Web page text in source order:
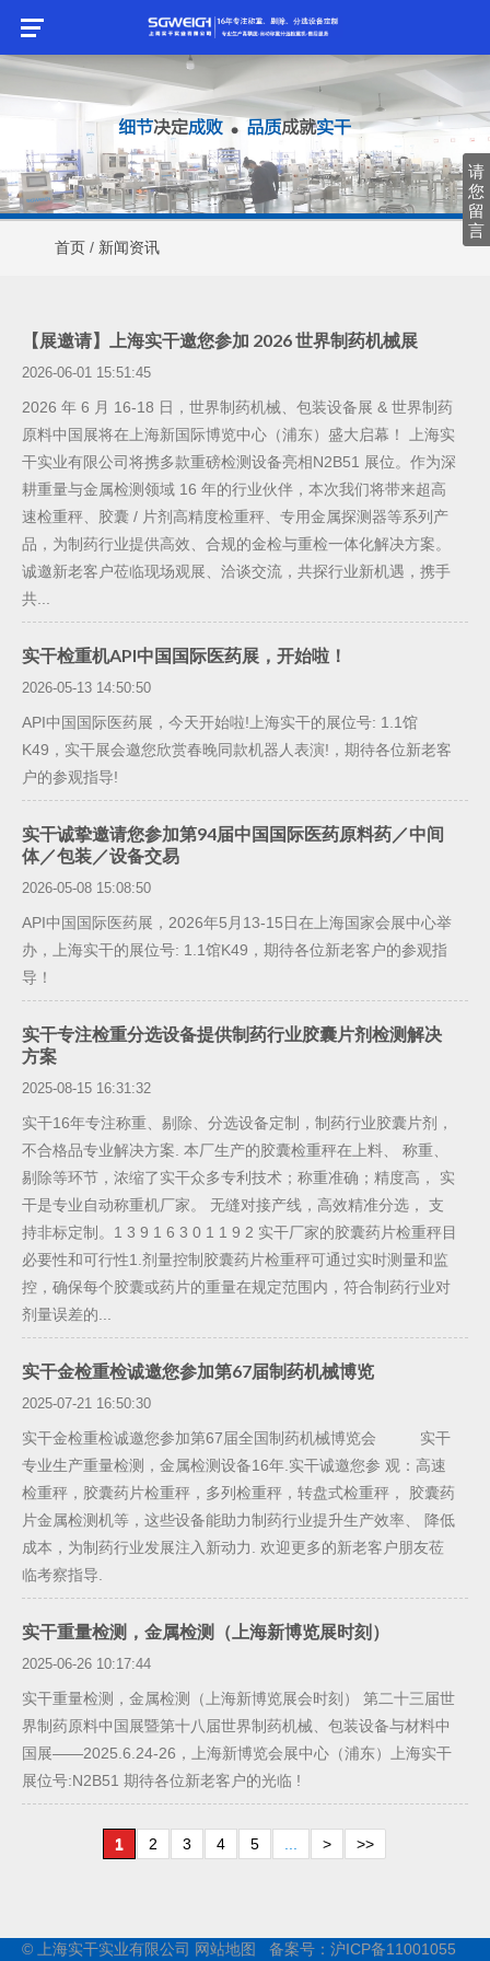
首页 / 新闻资讯
【展邀请】上海实干邀您参加 2026 世界制药机械展
2026-06-01 15:51:45
2026 年 6 月 16-18 日，世界制药机械、包装设备展 & 世界制药
原料中国展将在上海新国际博览中心（浦东）盛大启幕！ 上海实
干实业有限公司将携多款重磅检测设备亮相N2B51 展位。作为深
耕重量与金属检测领域 16 年的行业伙伴，本次我们将带来超高
速检重秤、胶囊 / 片剂高精度检重秤、专用金属探测器等系列产
品，为制药行业提供高效、合规的金检与重检一体化解决方案。
诚邀新老客户莅临现场观展、洽谈交流，共探行业新机遇，携手
共...
实干检重机API中国国际医药展，开始啦！
2026-05-13 14:50:50
API中国国际医药展，今天开始啦!上海实干的展位号: 1.1馆
K49，​实干展会邀您欣赏春晚同款机器人表演!，期待各位新老客
户的参观指导!
实干诚挚邀请您参加第94届中国国际医药原料药／中间
体／包装／设备交易
2026-05-08 15:08:50
API中国国际医药展，2026年5月13-15日在上海国家会展中心举
办，上海实干的展位号: 1.1馆K49，​期待各位新老客户的参观指
导！
实干专注检重分选设备提供制药行业胶囊片剂检测解决
方案
2025-08-15 16:31:32
实干16年专注称重、剔除、分选设备定制，制药行业胶囊片剂，
不合格品专业解决方案. 本厂生产的胶囊检重秤在上料、 称重、
剔除等环节，浓缩了实干众多专利技术；称重准确；精度高， 实
干是专业自动称重机厂家。 无缝对接产线，高效精准分选， 支
持非标定制。1 3 9 1 6 3 0 1 1 9 2 实干厂家的胶囊药片检重秤目
必要性和可行性1.剂量控制胶囊药片检重秤可通过实时测量和监
控，确保每个胶囊或药片的重量在规定范围内，符合制药行业对
剂量误差的...
实干金检重检诚邀您参加第67届制药机械博览
2025-07-21 16:50:30
实干金检重检诚邀您参加第67届全国制药机械博览会 实干
专业生产重量检测，金属检测设备16年.实干诚邀您参 观：高速
检重秤，胶囊药片检重秤，多列检重秤，转盘式检重秤， 胶囊药
片金属检测机等，这些设备能助力制药行业提升生产效率、 降低
成本，为制药行业发展注入新动力. 欢迎更多的新老客户朋友莅
临考察指导.
实干重量检测，金属检测（上海新博览展时刻）
2025-06-26 10:17:44
实干重量检测，金属检测（上海新博览展会时刻） 第二十三届世
界制药原料中国展暨第十八届世界制药机械、包装设备与材料中
国展——2025.6.24-26，上海新博览会展中心（浦东）​上海实干
展位号:N2B51​ 期待各位新老客户的光临 !
1 2 3 4 5 > >>
© 上海实干实业有限公司 网站地图 备案号： 沪ICP备11001055
请
您
留
言
请
您
留
言